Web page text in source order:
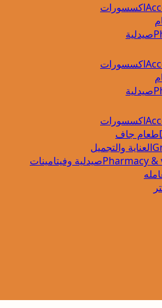
اكسسورات
صيدلية
اكسسورات
صيدلية
اكسسورات
طعام جاف
العناية والتجميل
صيدلية وفيتامينات